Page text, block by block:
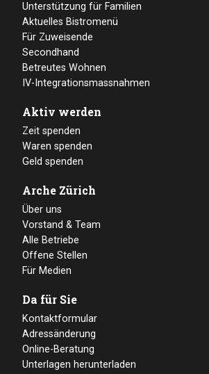
Unterstützung für Familien
Aktuelles Bistromenü
Für Zuweisende
Secondhand
Betreutes Wohnen
IV-Integrationsmassnahmen
Aktiv werden
Zeit spenden
Waren spenden
Geld spenden
Arche Zürich
Über uns
Vorstand & Team
Alle Betriebe
Offene Stellen
Für Medien
Da für Sie
Kontaktformular
Adressänderung
Online-Beratung
Unterlagen herunterladen